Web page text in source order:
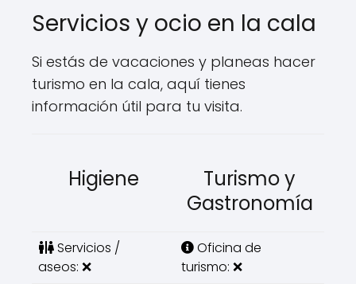
Servicios y ocio en la cala
Si estás de vacaciones y planeas hacer
turismo en la cala, aquí tienes
información útil para tu visita.
Higiene
Turismo y
Gastronomía
Servicios /
aseos: ❌
Oficina de
turismo: ❌